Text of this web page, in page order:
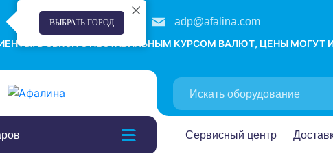
ВЫБРАТЬ ГОРОД
+7 (351) 242-00-58 adp@afalina.com
В СВЯЗИ С НЕСТАБИЛЬНЫМ КУРСОМ ВАЛЮТ, ЦЕНЫ МОГУТ
Сервисный центр